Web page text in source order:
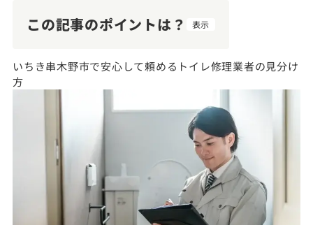
この記事のポイントは？ 表示
いちき串木野市で安心して頼めるトイレ修理業者の見分け
方